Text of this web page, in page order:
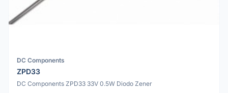
DC Components
ZPD33
DC Components ZPD33 33V 0.5W Diodo Zener